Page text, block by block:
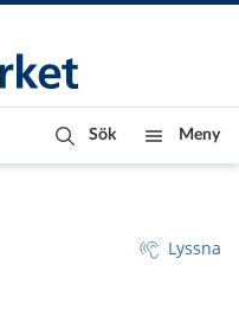
Sök Meny
Lyssna